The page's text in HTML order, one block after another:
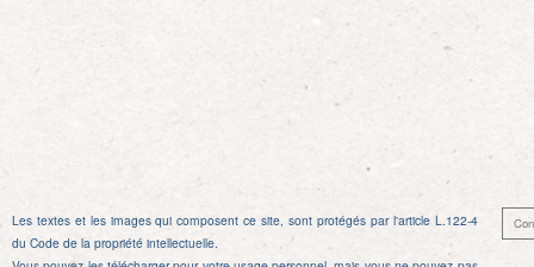
Les textes et les images qui composent ce site, sont protégés par l'article L.122-4
du Code de la propriété intellectuelle.